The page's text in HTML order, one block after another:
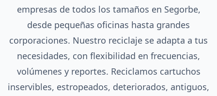
empresas de todos los tamaños en Segorbe,
desde pequeñas oficinas hasta grandes
corporaciones. Nuestro reciclaje se adapta a tus
necesidades, con flexibilidad en frecuencias,
volúmenes y reportes. Reciclamos cartuchos
inservibles, estropeados, deteriorados, antiguos,